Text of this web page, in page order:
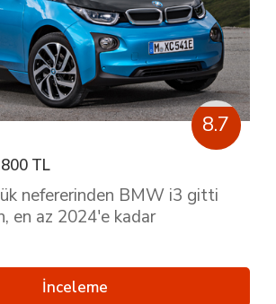
8.7
TL
nefererinden BMW i3 gitti
en az 2024'e kadar
İnceleme